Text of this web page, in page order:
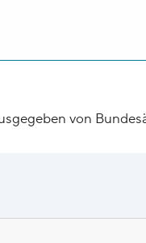
von